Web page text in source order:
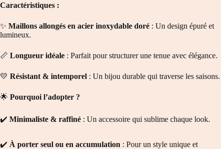
Caractéristiques :
✨ Maillons allongés en acier inoxydable doré : Un design épuré et
lumineux.
📏 Longueur idéale : Parfait pour structurer une tenue avec élégance.
💛 Résistant & intemporel : Un bijou durable qui traverse les saisons.
🌟 Pourquoi l’adopter ?
✔️ Minimaliste & raffiné : Un accessoire qui sublime chaque look.
✔️ À porter seul ou en accumulation : Pour un style unique et